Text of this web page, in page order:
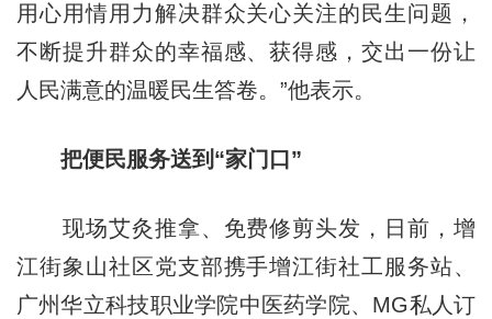
用心用情用力解决群众关心关注的民生问题，
不断提升群众的幸福感、获得感，交出一份让
人民满意的温暖民生答卷。”他表示。
把便民服务送到“家门口”
现场艾灸推拿、免费修剪头发，日前，增
江街象山社区党支部携手增江街社工服务站、
广州华立科技职业学院中医药学院、MG私人订